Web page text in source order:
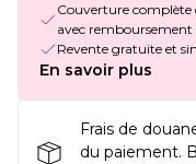
Couverture complète
avec
Revente gratuite et
En savoir plus
Frais de
du paiement.